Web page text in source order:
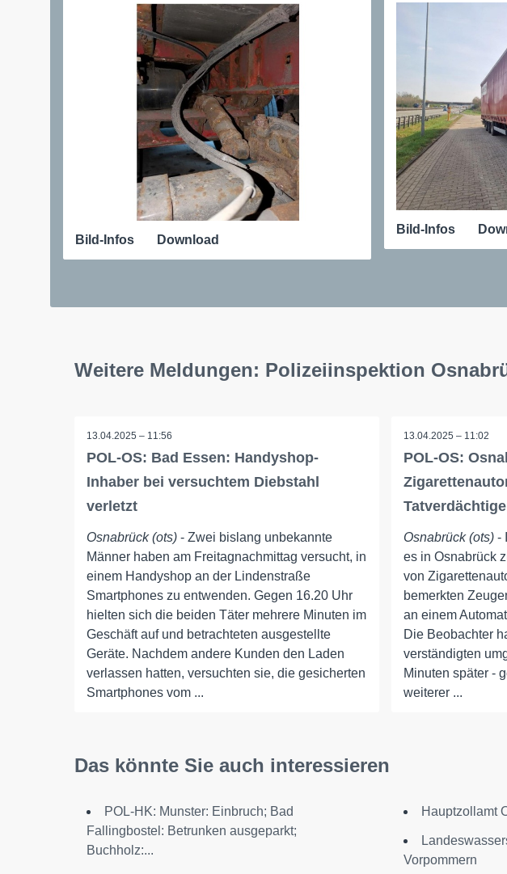
Bild-Infos Download
Bild-Infos
Weitere Meldungen: Polizeiinspektion
13.04.2025 – 11:56
POL-OS: Bad Essen: Handyshop-
Inhaber bei versuchtem Diebstahl
verletzt
Osnabrück (ots) - Zwei bislang unbekannte
Männer haben am Freitagnachmittag versucht, in
einem Handyshop an der Lindenstraße
Smartphones zu entwenden. Gegen 16.20 Uhr
hielten sich die beiden Täter mehrere Minuten im
Geschäft auf und betrachteten ausgestellte
Geräte. Nachdem andere Kunden den Laden
verlassen hatten, versuchten sie, die gesicherten
Smartphones vom ...
13.04.2025 – 11:02
POL-OS:
Osnabrück (ots)-
es in Osnabrück
von
bemerkten
an einem
Die Beobachter
verständigten
Minuten später -
weiterer ...
Das könnte Sie auch interessieren
POL-HK: Munster: Einbruch; Bad
Fallingbostel: Betrunken ausgeparkt;
Buchholz:...
Hauptzollamt
Vorpommern